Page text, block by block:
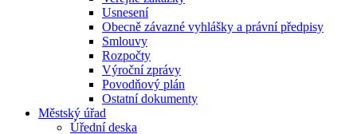
Usnesení
Obecně závazné vyhlášky a právní předpisy
Smlouvy
Rozpočty
Výroční zprávy
Povodňový plán
Ostatní dokumenty
Městský úřad
Úřední deska